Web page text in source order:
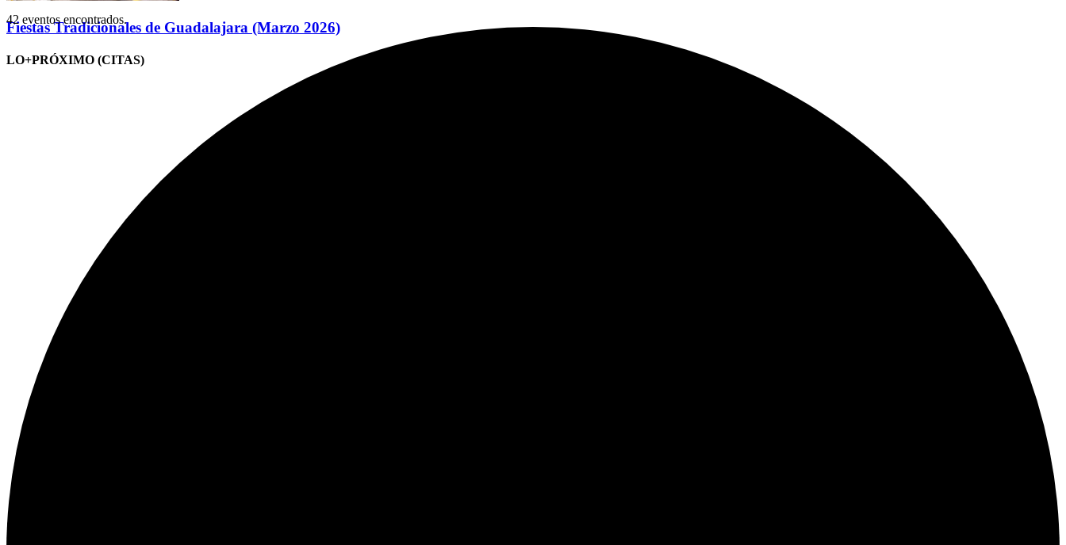
Fiestas Tradicionales de Guadalajara (Marzo 2026)
LO+PRÓXIMO (CITAS)
42 eventos encontrados.